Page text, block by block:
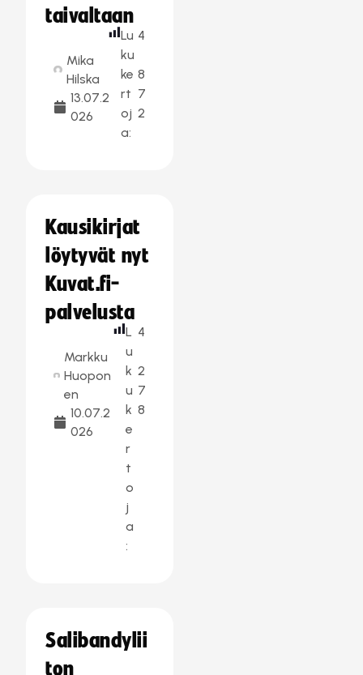
taivaltaan
Mika
Hilska
13.07.2
026
Lu
ku
ke
rt
oj
a:
4
8
7
2
Kausikirjat
löytyvät nyt
Kuvat.fi-
palvelusta
Markku
Huopon
en
10.07.2
026
L
u
k
u
k
e
r
t
o
j
a
:
4
2
7
8
Salibandylii
ton